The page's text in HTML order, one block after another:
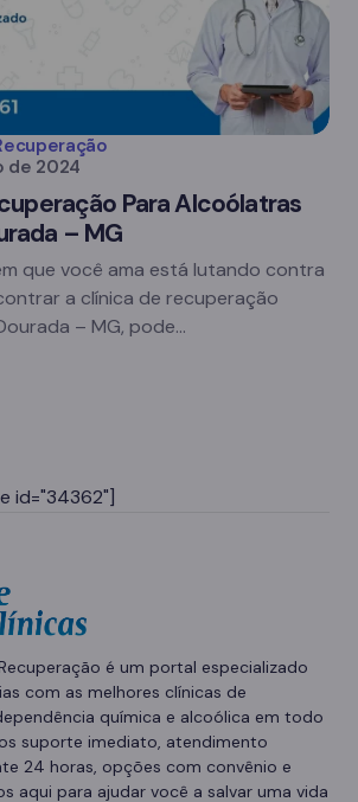
de 2024
Para Alcoólatras
– MG
que você ama está lutando contra
a clínica de recuperação
– MG, pode…
id="34362"]
é um portal especializado
com as melhores clínicas de
química e alcoólica em todo
suporte imediato, atendimento
24 horas, opções com convênio e
aqui para ajudar você a salvar uma vida